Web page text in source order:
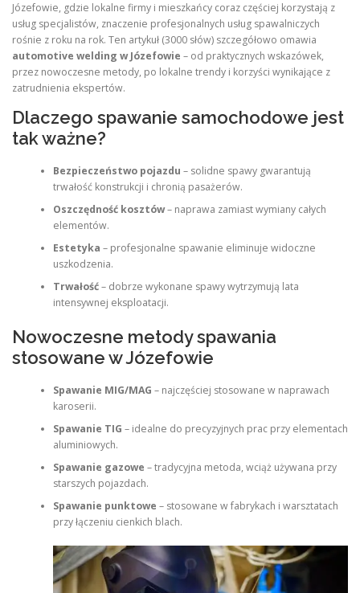
Józefowie, gdzie lokalne firmy i mieszkańcy coraz częściej korzystają z
usług specjalistów, znaczenie profesjonalnych usług spawalniczych
rośnie z roku na rok. Ten artykuł (3000 słów) szczegółowo omawia
automotive welding w Józefowie – od praktycznych wskazówek,
przez nowoczesne metody, po lokalne trendy i korzyści wynikające z
zatrudnienia ekspertów.
Dlaczego spawanie samochodowe jest
tak ważne?
Bezpieczeństwo pojazdu – solidne spawy gwarantują
trwałość konstrukcji i chronią pasażerów.
Oszczędność kosztów– naprawa zamiast wymiany całych
elementów.
Estetyka – profesjonalne spawanie eliminuje widoczne
uszkodzenia.
Trwałość– dobrze wykonane spawy wytrzymują lata
intensywnej eksploatacji.
Nowoczesne metody spawania
stosowane w Józefowie
Spawanie MIG/MAG – najczęściej stosowane w naprawach
karoserii.
Spawanie TIG – idealne do precyzyjnych prac przy elementach
aluminiowych.
Spawanie gazowe – tradycyjna metoda, wciąż używana przy
starszych pojazdach.
Spawanie punktowe – stosowane w fabrykach i warsztatach
przy łączeniu cienkich blach.